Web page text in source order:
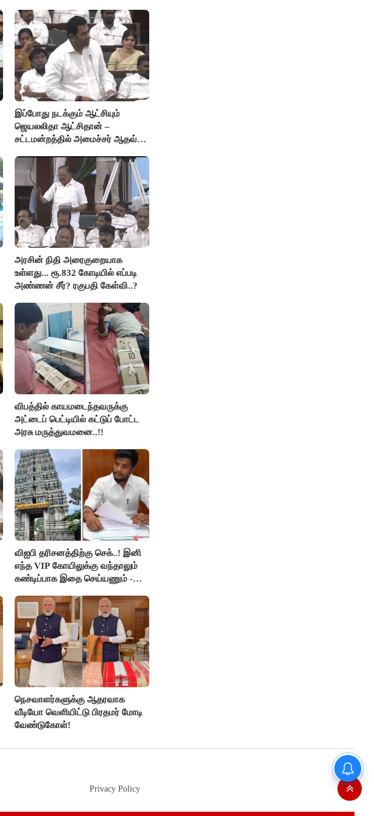
இப்போது நடக்கும் ஆட்சியும்
ஜெயலலிதா ஆட்சிதான் –
சட்டமன்றத்தில் அமைச்சர் ஆதவ்
அரசின் நிதி அரைகுறையாக
உள்ளது... ரூ.832 கோடியில் எப்படி
அண்ணன் சீர்? ரகுபதி கேள்வி..?
விபத்தில் காயமடைந்தவருக்கு
அட்டைப் பெட்டியில் கட்டுப் போட்ட
அரசு மருத்துவமனை..!!
விஐபி தரிசனத்திற்கு செக்..! இனி
எந்த VIP கோயிலுக்கு வந்தாலும்
கண்டிப்பாக இதை செய்யணும் -
நெசவாளர்களுக்கு ஆதரவாக
வீடியோ வெளியிட்டு பிரதமர் மோடி
வேண்டுகோள்!
Privacy Policy